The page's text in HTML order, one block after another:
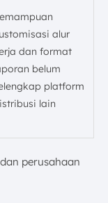
alur
dan format
belum
platform
lain
perusahaan